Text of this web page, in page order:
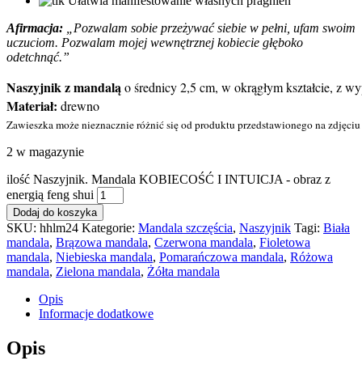
Afirmacja: „Pozwalam sobie przeżywać siebie w pełni, ufam swoim
uczuciom. Pozwalam mojej wewnętrznej kobiecie głęboko
odetchnąć.”
Naszyjnik z mandalą o średnicy 2,5 cm, w okrągłym kształcie, z
Materiał:
Zawieszka może nieznacznie różnić się od produktu przedstawionego na
2 w magazynie
ilość Naszyjnik. Mandala KOBIECOŚĆ I INTUICJA - obraz z
energią feng shui
Dodaj do koszyka
SKU: hhlm24 Kategorie: Mandala szczęścia, Naszyjnik Tagi: Biała
mandala, Brązowa mandala, Czerwona mandala, Fioletowa
mandala, Niebieska mandala, Pomarańczowa mandala, Różowa
mandala, Zielona mandala, Żółta mandala
Opis
Informacje dodatkowe
Opis